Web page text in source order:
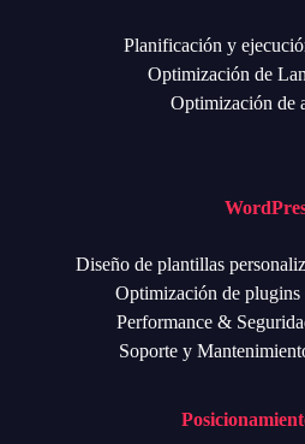
Planificación y
Optimización de
Optimización de
Diseño de plantillas
Optimización de plugins
Performance &
Soporte y